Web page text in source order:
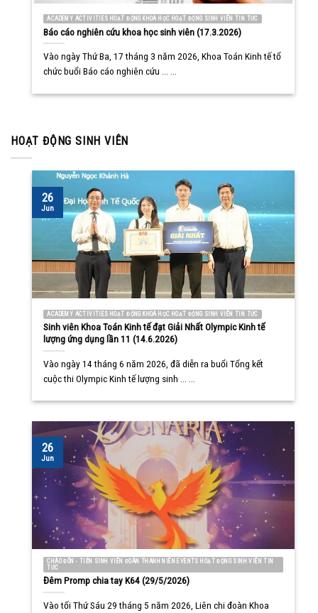
ACADEMY ACTIVITIES HOẠT ĐỘNG KHOA HỌC HOẠT ĐỘNG SINH VIÊN TIN TỨC
Báo cáo nghiên cứu khoa học sinh viên (17.3.2026)
Vào ngày Thứ Ba, 17 tháng 3 năm 2026, Khoa Toán Kinh tế tổ
chức buổi Báo cáo nghiên cứu ... ...
HOẠT ĐỘNG SINH VIÊN
ACADEMY ACTIVITIES HOẠT ĐỘNG KHOA HỌC HOẠT ĐỘNG SINH VIÊN TIN TỨC
Sinh viên Khoa Toán Kinh tế đạt Giải Nhất Olympic Kinh tế
lượng ứng dụng lần 11 (14.6.2026)
Vào ngày 14 tháng 6 năm 2026, đã diễn ra buổi Tổng kết
cuộc thi Olympic Kinh tế lượng sinh ... ...
26
Jun
CHÀO ĐÓN - TIỄN SINH VIÊN ĐOÀN THANH NIÊN EVENTS HOẠT ĐỘNG SINH VIÊN TIN
TỨC
Đêm Promp chia tay K64 (29/5/2026)
Vào tối Thứ Sáu 29 tháng 5 năm 2026, Liên chi đoàn Khoa
26
Jun